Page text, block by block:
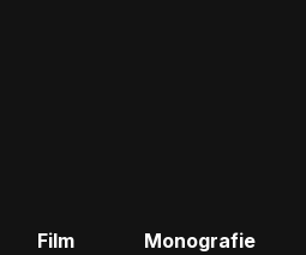
Film Monografie